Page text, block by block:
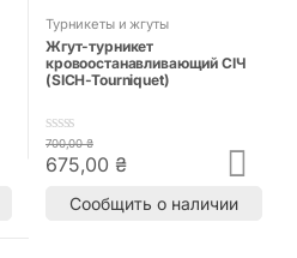
Турникеты и жгуты
Жгут-турникет
кровоостанавливающий СІЧ
(SICH-Tourniquet)
0
o
675,00 ₴
700,00₴
Сообщить о наличии